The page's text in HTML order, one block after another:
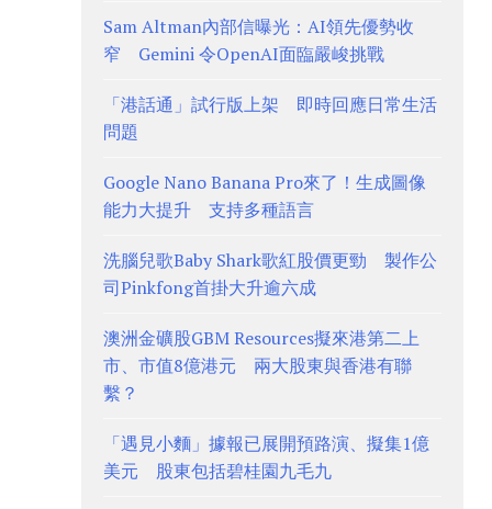
Sam Altman內部信曝光：AI領先優勢收
窄 Gemini 令OpenAI面臨嚴峻挑戰
「港話通」試行版上架 即時回應日常生活
問題
Google Nano Banana Pro來了！生成圖像
能力大提升 支持多種語言
洗腦兒歌Baby Shark歌紅股價更勁 製作公
司Pinkfong首掛大升逾六成
澳洲金礦股GBM Resources擬來港第二上
市、市值8億港元 兩大股東與香港有聯
繫？
「遇見小麵」據報已展開預路演、擬集1億
美元 股東包括碧桂園九毛九